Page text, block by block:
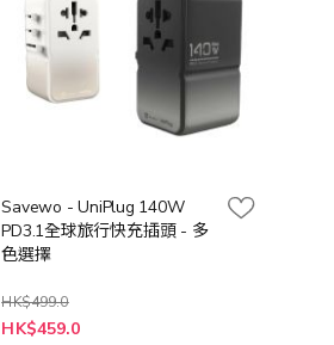
Savewo - UniPlug 140W
PD3.1全球旅行快充插頭 - 多
色選擇
HK$499.0
HK$459.0